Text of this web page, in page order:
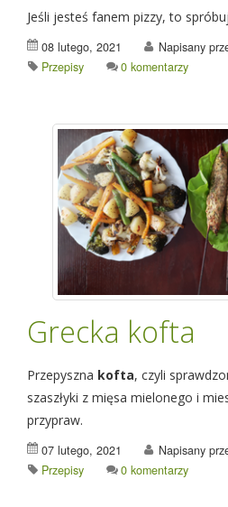
Jeśli jesteś fanem pizzy, to
08 lutego, 2021 Napisany
Przepisy
0 komentarzy
Grecka kofta
Przepyszna kofta, czyli
szaszłyki z mięsa mielonego i
przypraw.
07 lutego, 2021 Napisany
Przepisy
0 komentarzy